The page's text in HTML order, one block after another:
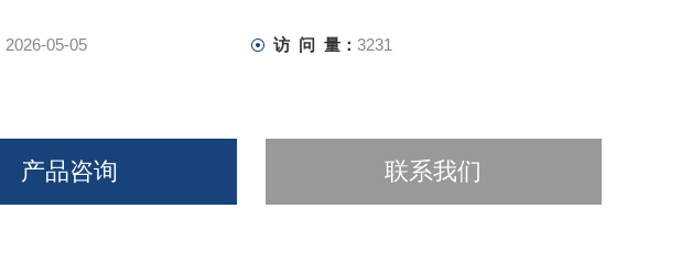
2026-05-05 访 问 量： 3231
产品咨询 联系我们